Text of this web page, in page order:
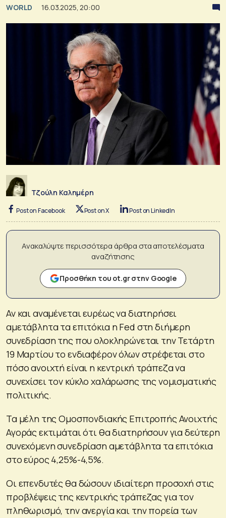
WORLD 16.03.2025, 20:00
Τζούλη Καλημέρη
Post on Facebook Post on X Post on LinkedIn
Ανακαλύψτε περισσότερα άρθρα στα αποτελέσματα
αναζήτησης
Προσθήκη του ot.gr στην Google
Αν και αναμένεται ευρέως να διατηρήσει
αμετάβλητα τα επιτόκια η Fed στη διήμερη
συνεδρίαση της που ολοκληρώνεται την Τετάρτη
19 Μαρτίου το ενδιαφέρον όλων στρέφεται στο
πόσο ανοιχτή είναι η κεντρική τράπεζα να
συνεχίσει τον κύκλο χαλάρωσης της νομισματικής
πολιτικής.
Τα μέλη της Ομοσπονδιακής Επιτροπής Ανοιχτής
Αγοράς εκτιμάται ότι θα διατηρήσουν για δεύτερη
συνεχόμενη συνεδρίαση αμετάβλητα τα επιτόκια
στο εύρος 4,25%-4,5%.
Οι επενδυτές θα δώσουν ιδιαίτερη προσοχή στις
προβλέψεις της κεντρικής τράπεζας για τον
πληθωρισμό, την ανεργία και την πορεία των